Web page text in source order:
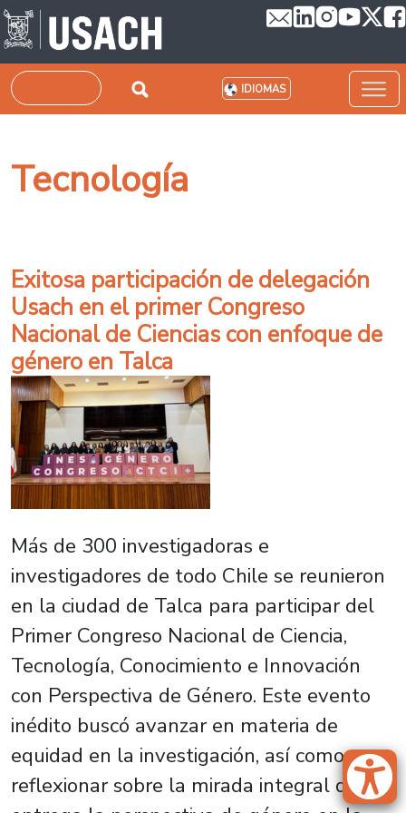
Pasar al contenido principal
Buscar IDIOMAS
Tecnología
Exitosa participación de delegación
Usach en el primer Congreso
Nacional de Ciencias con enfoque de
género en Talca
Más de 300 investigadoras e
investigadores de todo Chile se reunieron
en la ciudad de Talca para participar del
Primer Congreso Nacional de Ciencia,
Tecnología, Conocimiento e Innovación
con Perspectiva de Género. Este evento
inédito buscó avanzar en materia de
equidad en la investigación, así como
reflexionar sobre la mirada integral que